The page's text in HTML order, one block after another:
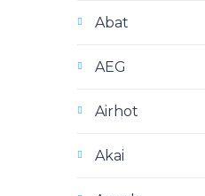
Abat
AEG
Airhot
Akai